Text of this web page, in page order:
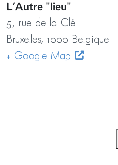
L’Autre "lieu"
5, rue de la Clé
Bruxelles, 1000 Belgique
+ Google Map